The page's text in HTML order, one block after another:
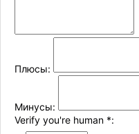
Плюсы:
Минусы:
Verify you're human *: